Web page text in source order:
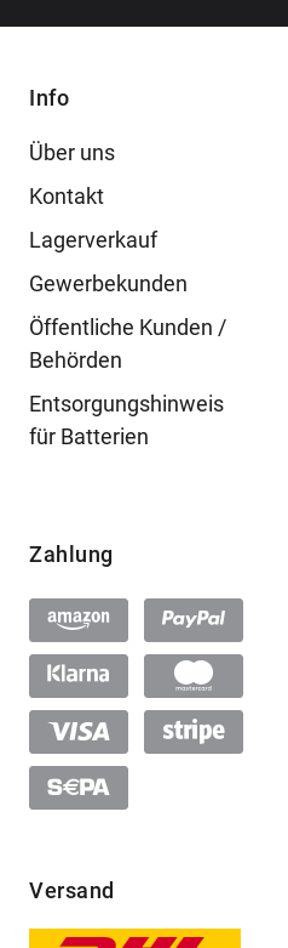
Info
Über uns
Kontakt
Lagerverkauf
Gewerbekunden
Öffentliche Kunden /
Behörden
Entsorgungshinweis
für Batterien
Zahlung
Versand